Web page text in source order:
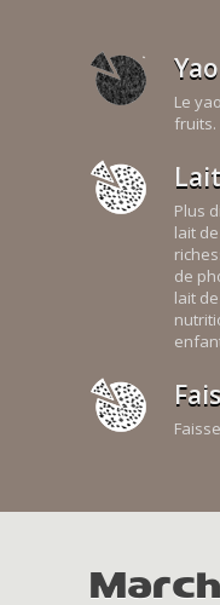
Le
fruits.
Plus
lait
de
lait